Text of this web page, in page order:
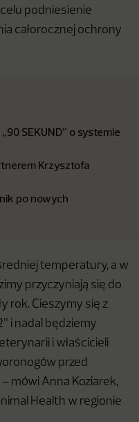
podniesienie
całorocznej ochrony
SEKUND” o systemie
Krzysztofa
po nowych
temperatury, a w
przyczyniają się do
rok. Cieszymy się z
i nadal będziemy
i właścicieli
przed
mówi Anna Koziarek,
Health w regionie